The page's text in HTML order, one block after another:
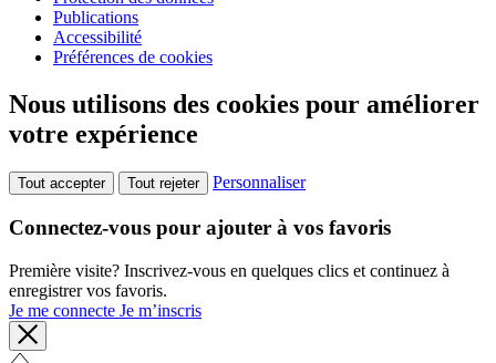
Publications
Accessibilité
Préférences de cookies
Nous utilisons des cookies pour améliorer
votre expérience
Tout accepter Tout rejeter Personnaliser
Connectez-vous pour ajouter à vos favoris
Première visite? Inscrivez-vous en quelques clics et continuez à
enregistrer vos favoris.
Je me connecte Je m’inscris